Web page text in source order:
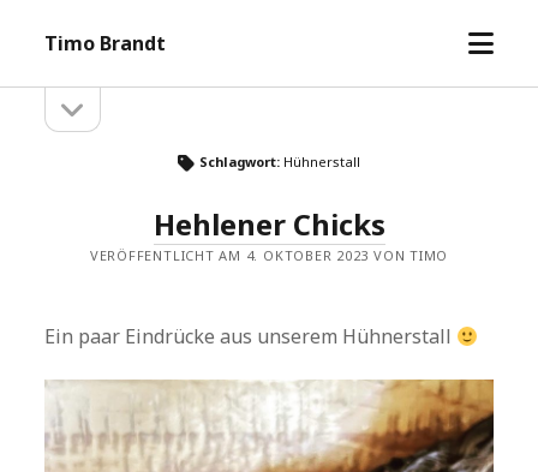
Timo Brandt
Menü
Seitenleiste
öffnen
Schlagwort: Hühnerstall
Hehlener Chicks
VERÖFFENTLICHT AM 4. OKTOBER 2023 VON TIMO
Ein paar Eindrücke aus unserem Hühnerstall